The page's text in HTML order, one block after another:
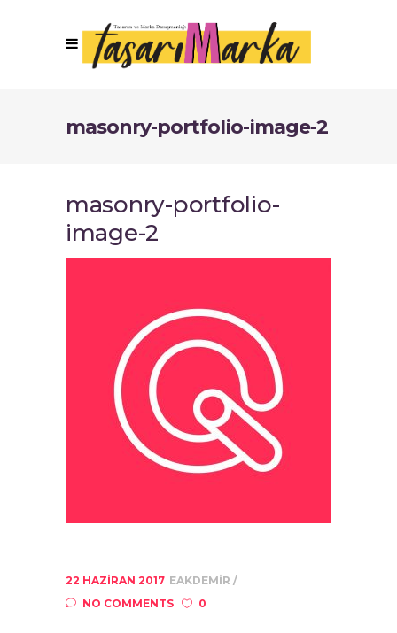
masonry-portfolio-image-2
masonry-portfolio-
image-2
22 HAZIRAN 2017 EAKDEMIR
NO COMMENTS
0